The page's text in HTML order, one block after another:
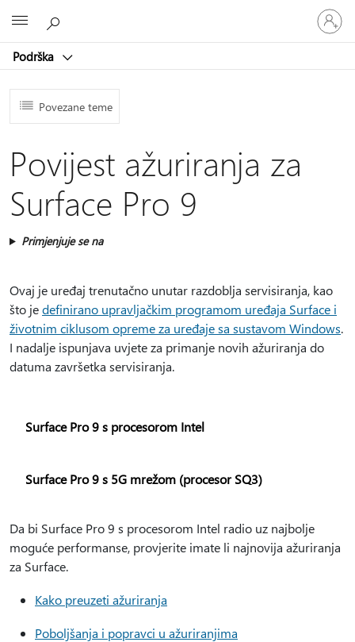
Podrška
Prijavite
se
u
račun
Povezane teme
Povijest ažuriranja za
Surface Pro 9
Primjenjuje se na
Ovaj je uređaj trenutačno unutar razdoblja servisiranja, kao
što jedefinirano upravljačkim programom uređaja Surface i
životnim ciklusom opreme za uređaje sa sustavom Windows.
I nadalje ispunjava uvjete za primanje novih ažuriranja do
datuma završetka servisiranja.
Surface Pro 9 s procesorom Intel
Surface Pro 9 s 5G mrežom (procesor SQ3)
Da bi Surface Pro 9 s procesorom Intel radio uz najbolje
moguće performanse, provjerite imate li najnovija ažuriranja
za Surface.
Kako preuzeti ažuriranja
Poboljšanja i popravci u ažuriranjima